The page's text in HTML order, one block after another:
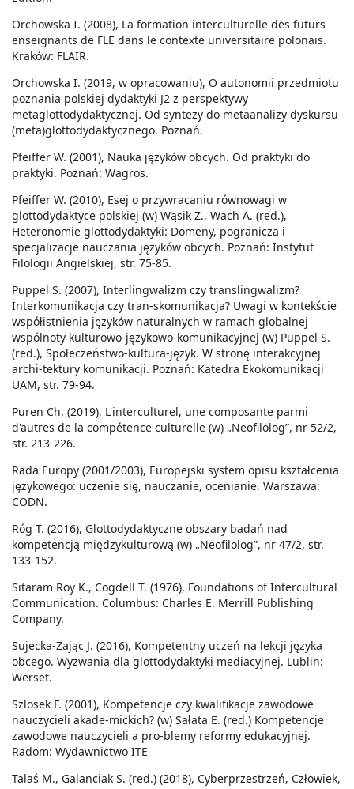
Orchowska I. (2008), La formation interculturelle des futurs
enseignants de FLE dans le contexte universitaire polonais.
Kraków: FLAIR.
Orchowska I. (2019, w opracowaniu), O autonomii przedmiotu
poznania polskiej dydaktyki J2 z perspektywy
metaglottodydaktycznej. Od syntezy do metaanalizy dyskursu
(meta)glottodydaktycznego. Poznań.
Pfeiffer W. (2001), Nauka języków obcych. Od praktyki do
praktyki. Poznań: Wagros.
Pfeiffer W. (2010), Esej o przywracaniu równowagi w
glottodydaktyce polskiej (w) Wąsik Z., Wach A. (red.),
Heteronomie glottodydaktyki: Domeny, pogranicza i
specjalizacje nauczania języków obcych. Poznań: Instytut
Filologii Angielskiej, str. 75-85.
Puppel S. (2007), Interlingwalizm czy translingwalizm?
Interkomunikacja czy tran-skomunikacja? Uwagi w kontekście
współistnienia języków naturalnych w ramach globalnej
wspólnoty kulturowo-językowo-komunikacyjnej (w) Puppel S.
(red.), Społeczeństwo-kultura-język. W stronę interakcyjnej
archi-tektury komunikacji. Poznań: Katedra Ekokomunikacji
UAM, str. 79-94.
Puren Ch. (2019), L'interculturel, une composante parmi
d'autres de la compétence culturelle (w) „Neofilolog”, nr 52/2,
str. 213-226.
Rada Europy (2001/2003), Europejski system opisu kształcenia
językowego: uczenie się, nauczanie, ocenianie. Warszawa:
CODN.
Róg T. (2016), Glottodydaktyczne obszary badań nad
kompetencją międzykulturową (w) „Neofilolog”, nr 47/2, str.
133-152.
Sitaram Roy K., Cogdell T. (1976), Foundations of Intercultural
Communication. Columbus: Charles E. Merrill Publishing
Company.
Sujecka-Zając J. (2016), Kompetentny uczeń na lekcji języka
obcego. Wyzwania dla glottodydaktyki mediacyjnej. Lublin:
Werset.
Szlosek F. (2001), Kompetencje czy kwalifikacje zawodowe
nauczycieli akade-mickich? (w) Sałata E. (red.) Kompetencje
zawodowe nauczycieli a pro-blemy reformy edukacyjnej.
Radom: Wydawnictwo ITE
Talaś M., Galanciak S. (red.) (2018), Cyberprzestrzeń, Człowiek,